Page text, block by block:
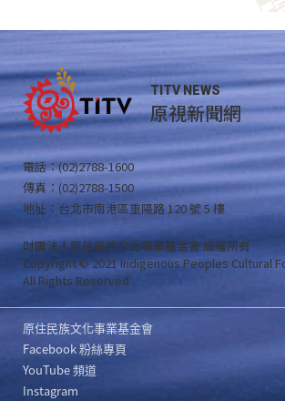
TITV NEWS
原視新聞網
電話：(02)2788-1600
傳真：(02)2788-1500
地址：台北市南港區重陽路 120 號 5 樓
財團法人原住民族文化事業基金會 版權所有
Copyright © 2021 Indigenous Peoples Cultural
All Rights Reserved .
原住民族文化事業基金會
Facebook 粉絲專頁
YouTube 頻道
Instagram